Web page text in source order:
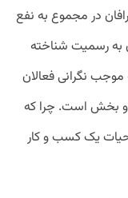
در مجموع به نفع
بهرسمیت شناخته
موجب نگرانیفعالان
بخش است. چرا که
یککسبوکار